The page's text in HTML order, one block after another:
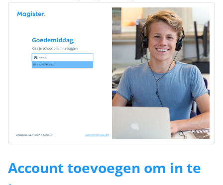
Account toevoegen om in te